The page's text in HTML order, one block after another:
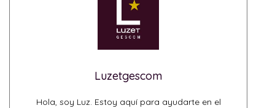
Luzetgescom
Hola, soy Luz. Estoy aquí para ayudarte en el